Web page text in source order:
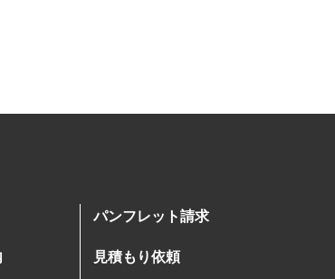
パンフレット請求
見積もり依頼